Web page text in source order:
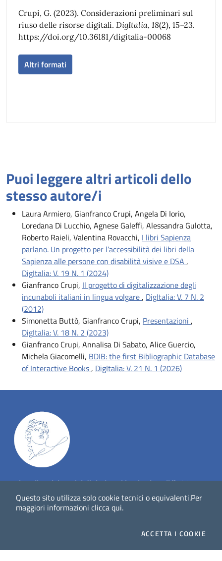
Questo sito utilizza solo cookie tecnici o equivalenti.Per
maggiori informazioni clicca qui.
ACCETTA I COOKIE
Crupi, G. (2023). Considerazioni preliminari sul
riuso delle risorse digitali. DigItalia, 18(2), 15–23.
https://doi.org/10.36181/digitalia-00068
Altri formati
Puoi leggere altri articoli dello
stesso autore/i
Laura Armiero, Gianfranco Crupi, Angela Di Iorio,
Loredana Di Lucchio, Agnese Galeffi, Alessandra Gulotta,
Roberto Raieli, Valentina Rovacchi, I libri Sapienza
parlano. Un progetto per l’accessibilità dei libri della
Sapienza alle persone con disabilità visive e DSA ,
DigItalia: V. 19 N. 1 (2024)
Gianfranco Crupi, Il progetto di digitalizzazione degli
incunaboli italiani in lingua volgare, DigItalia: V. 7 N. 2
(2012)
Simonetta Buttò, Gianfranco Crupi, Presentazioni ,
DigItalia: V. 18 N. 2 (2023)
Gianfranco Crupi, Annalisa Di Sabato, Alice Guercio,
Michela Giacomelli, BDIB: the first Bibliographic Database
of Interactive Books, DigItalia: V. 21 N. 1 (2026)
DigItalia-rivista del digitale nei beni culturali||ISSN:
1972-621X
Direttore responsabile: Giuliano Genetasio
Istituto Centrale per il Catalogo Unico delle